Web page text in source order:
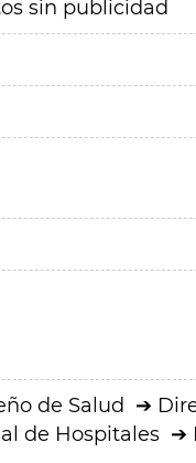
sin publicidad
de Salud
de Hospitales